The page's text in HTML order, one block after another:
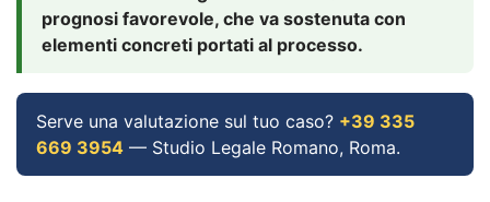
prognosi favorevole, che va sostenuta con
elementi concreti portati al processo.
Serve una valutazione sul tuo caso? +39 335
669 3954 — Studio Legale Romano, Roma.